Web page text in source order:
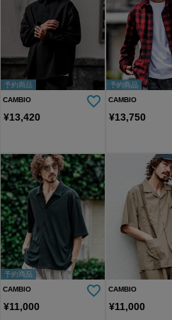
予約商品
CAMBIO
¥13,420
予約商品
CAMBIO
¥13,750
予約商品
CAMBIO
¥11,000
CAMBIO
¥11,000